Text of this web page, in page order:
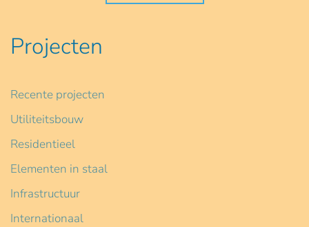
Projecten
Recente projecten
Utiliteitsbouw
Residentieel
Elementen in staal
Infrastructuur
Internationaal